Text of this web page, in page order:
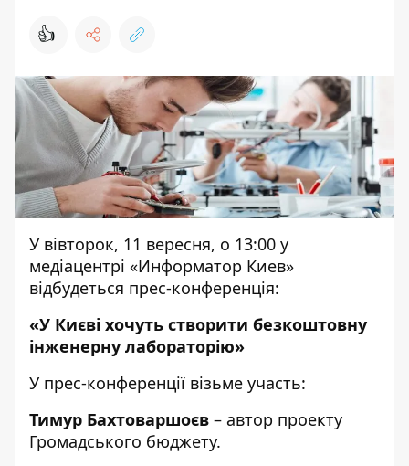
👍
У вівторок, 11 вересня, о 13:00 у
медіацентрі «Информатор Киев»
відбудеться прес-конференція:
«У Києві хочуть створити безкоштовну
інженерну лабораторію»
У прес-конференції візьме участь:
Тимур Бахтоваршоєв – автор проекту
Громадського бюджету.